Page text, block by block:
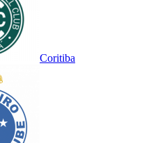
Coritiba